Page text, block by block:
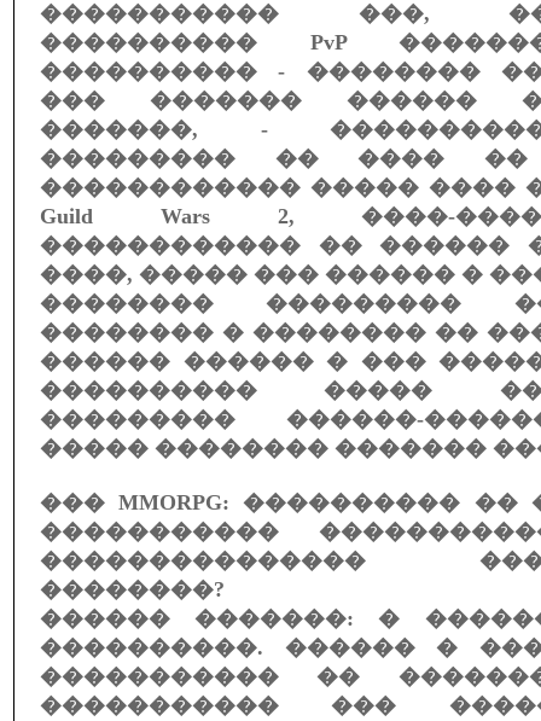
����������� ���,
���������� PvP
���������� - ��������
��� ������� ������
�������, -
��������� �� ���� ��
������������ ����� ����
Guild Wars 2, ����-
������������ �� ������
����, ����� ��� ������ �
�������� ���������
�������� � �������� ��
������ ������ � ���
���������� �����
��������� ������-
����� �������� �������
��� MMORPG: ����������
�����������
���������������
��������?
������ �������: �
����������. ������ �
����������� ��
����������� ���